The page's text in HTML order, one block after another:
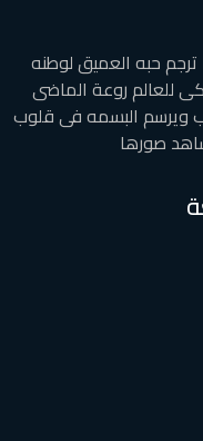
حبه العميق لوطنه
للعالم روعة الماضى
ويرسم البسمه فى قلوب
صورها